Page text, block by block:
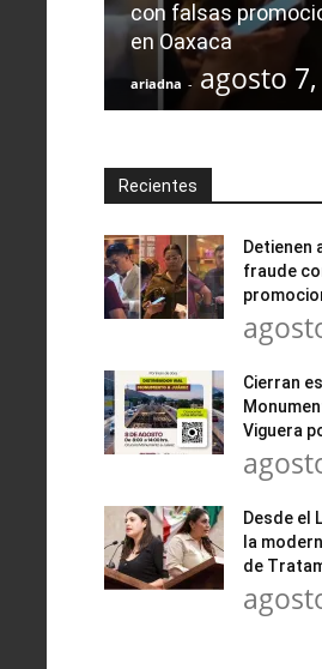
con falsas
en Oaxaca
ariadna - agosto
Recientes
Detienen
fraude
Cierran
Viguera
Desde el
la
de